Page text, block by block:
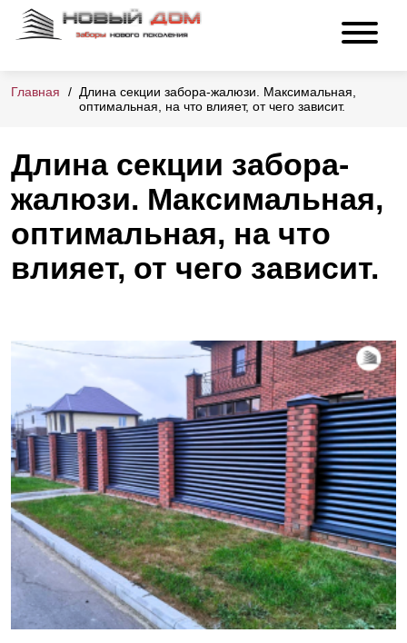
Главная
Длина секции забора-жалюзи. Максимальная,
оптимальная, на что влияет, от чего зависит.
Длина секции забора-
жалюзи. Максимальная,
оптимальная, на что
влияет, от чего зависит.